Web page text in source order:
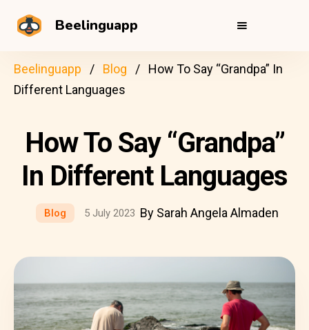
Beelinguapp
Beelinguapp Blog
How To Say “Grandpa” In
Different Languages
How To Say “Grandpa”
In Different Languages
Blog 5 July 2023 By Sarah Angela Almaden